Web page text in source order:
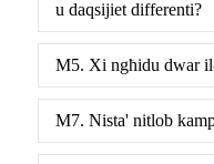
u daqsijiet differenti?
M5. Xi ngħidu dwar
M7. Nista' nitlob